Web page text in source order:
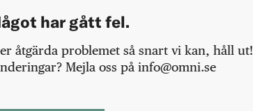
har gått fel.
åtgärda problemet så snart vi kan, håll ut!
Mejla oss på info@omni.se